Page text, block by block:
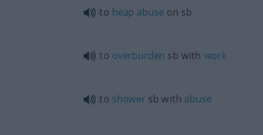
to heap abuse on sb
to overburden sb with work
to shower sb with abuse